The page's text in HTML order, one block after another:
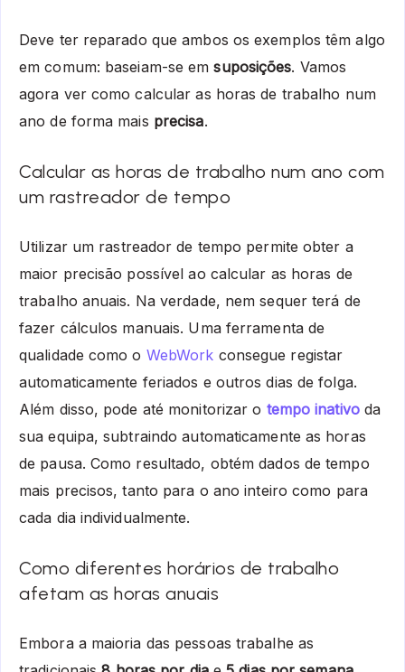
Deve ter reparado que ambos os exemplos têm algo
em comum: baseiam-se emsuposições. Vamos
agora ver como calcular as horas de trabalho num
ano de forma mais precisa.
Calcular as horas de trabalho num ano com
um rastreador de tempo
Utilizar um rastreador de tempo permite obter a
maior precisão possível ao calcular as horas de
trabalho anuais. Na verdade, nem sequer terá de
fazer cálculos manuais. Uma ferramenta de
qualidade como o WebWork consegue registar
automaticamente feriados e outros dias de folga.
Além disso, pode até monitorizar o tempo inativoda
sua equipa, subtraindo automaticamente as horas
de pausa. Como resultado, obtém dados de tempo
mais precisos, tanto para o ano inteiro como para
cada dia individualmente.
Como diferentes horários de trabalho
afetam as horas anuais
Embora a maioria das pessoas trabalhe as